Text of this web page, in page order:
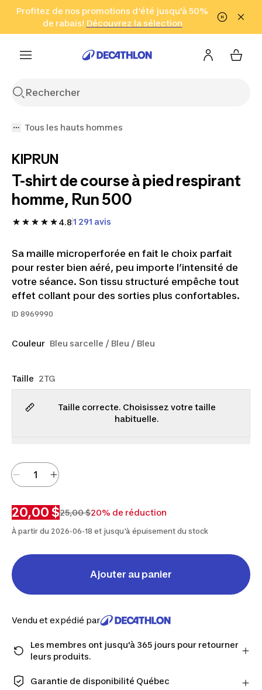
Aller à la recherche Aller au contenu Aller au pied de
Profitez de nos promotions d'été jusqu'à 50%
de rabais! Découvrez la sélection
Cliquez ici
en seulement 2 h!
(Zones sélectionnées)
Tous les hauts hommes
KIPRUN
T-shirt de course à pied respirant
homme, Run 500
4.81 291 avis
Sa maille microperforée en fait le choix parfait
pour rester bien aéré, peu importe l’intensité de
votre séance. Son tissu structuré empêche tout
effet collant pour des sorties plus confortables.
ID 8969990
Couleur Bleu sarcelle / Bleu / Bleu
Taille 2TG
Taille correcte. Choisissez votre taille
habituelle.
20,00 $25,00 $20% de réduction
À partir du 2026-06-18 et jusqu'à épuisement du stock
Ajouter au panier
Vendu et expédié par
Les membres ont jusqu'à 365 jours pour retourner
leurs produits.
plus de temps pour retourner les produits au cas où
Garantie de disponibilité Québec